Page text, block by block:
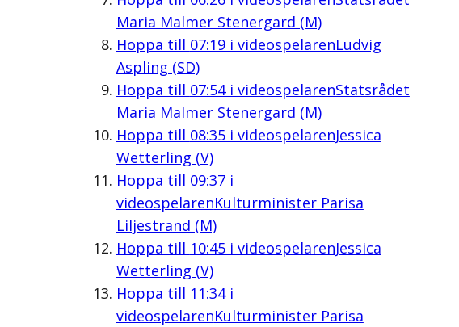
Maria Malmer Stenergard (M)
Hoppa till 07:19i videospelarenLudvig
Aspling (SD)
Hoppa till 07:54i videospelarenStatsrådet
Maria Malmer Stenergard (M)
Hoppa till 08:35i videospelarenJessica
Wetterling (V)
Hoppa till 09:37i
videospelarenKulturminister Parisa
Liljestrand (M)
Hoppa till 10:45i videospelarenJessica
Wetterling (V)
Hoppa till 11:34i
videospelarenKulturminister Parisa